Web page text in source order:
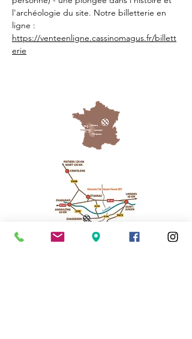
l'archéologie du site. Notre billetterie en
ligne :
https://venteenligne.cassinomagus.fr/billett
erie